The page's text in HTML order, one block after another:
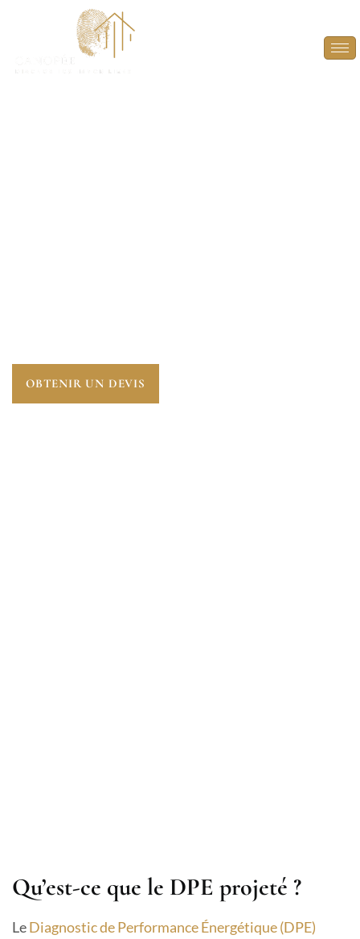
OBTENIR UN DEVIS
Qu’est-ce que le DPE projeté ?
LeDiagnostic de Performance Énergétique (DPE)